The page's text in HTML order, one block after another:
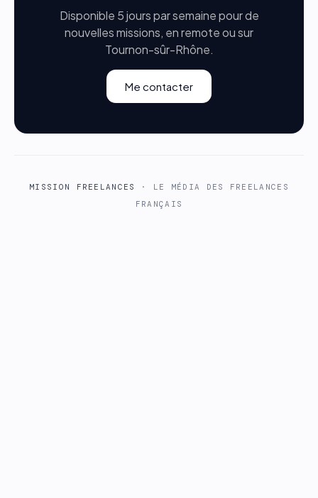
Disponible 5 jours par semaine pour de
nouvelles missions, en remote ou sur
Tournon-sûr-Rhône.
Me contacter
MISSION FREELANCES
· LE MÉDIA DES FREELANCES
FRANÇAIS